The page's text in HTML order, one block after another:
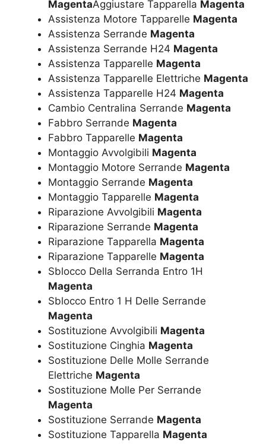
MagentaAggiustare Tapparella Magenta
Assistenza Motore Tapparelle Magenta
Assistenza Serrande Magenta
Assistenza Serrande H24 Magenta
Assistenza Tapparelle Magenta
Assistenza Tapparelle Elettriche Magenta
Assistenza Tapparelle H24 Magenta
Cambio Centralina Serrande Magenta
Fabbro Serrande Magenta
Fabbro Tapparelle Magenta
Montaggio Avvolgibili Magenta
Montaggio Motore Serrande Magenta
Montaggio Serrande Magenta
Montaggio Tapparelle Magenta
Riparazione Avvolgibili Magenta
Riparazione Serrande Magenta
Riparazione Tapparella Magenta
Riparazione Tapparelle Magenta
Sblocco Della Serranda Entro 1H
Magenta
Sblocco Entro 1 H Delle Serrande
Magenta
Sostituzione Avvolgibili Magenta
Sostituzione Cinghia Magenta
Sostituzione Delle Molle Serrande
Elettriche Magenta
Sostituzione Molle Per Serrande
Magenta
Sostituzione Serrande Magenta
Sostituzione Tapparella Magenta